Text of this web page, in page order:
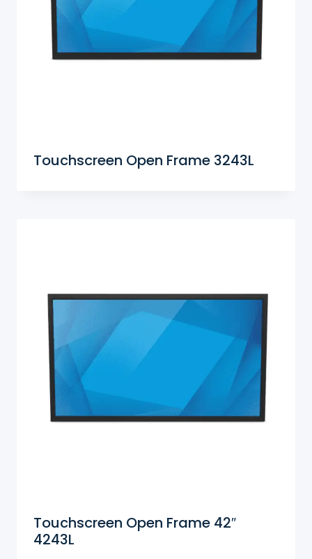
Touchscreen Open Frame 3243L
Touchscreen Open Frame 42″
4243L